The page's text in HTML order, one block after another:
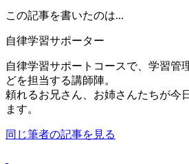
この記事を書いたのは...
自律学習サポーター
自律学習サポートコースで、学習管
どを担当する講師陣。
頼れるお兄さん、お姉さんたちが今
ます。
同じ筆者の記事を見る